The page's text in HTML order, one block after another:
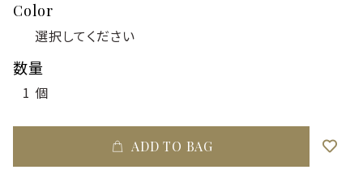
Color
数量
ADD TO BAG